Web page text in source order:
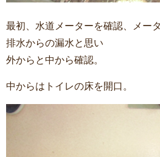
最初、水道メーターを確認、メー
排水からの漏水と思い
外からと中から確認。
中からはトイレの床を開口。